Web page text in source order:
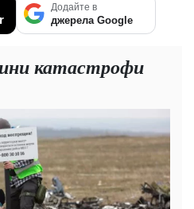
Додайте в
джерела Google
катастрофи